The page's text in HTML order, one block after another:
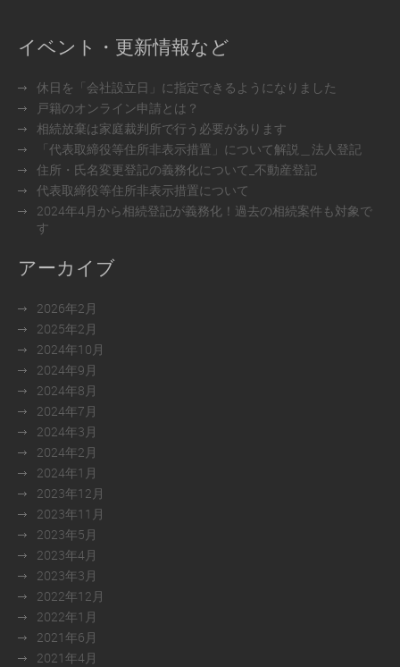
イベント・更新情報など
休日を「会社設立日」に指定できるようになりました
戸籍のオンライン申請とは？
相続放棄は家庭裁判所で行う必要があります
「代表取締役等住所非表示措置」について解説＿法人登記
住所・氏名変更登記の義務化について_不動産登記
代表取締役等住所非表示措置について
2024年4月から相続登記が義務化！過去の相続案件も対象で
す
アーカイブ
2026年2月
2025年2月
2024年10月
2024年9月
2024年8月
2024年7月
2024年3月
2024年2月
2024年1月
2023年12月
2023年11月
2023年5月
2023年4月
2023年3月
2022年12月
2022年1月
2021年6月
2021年4月